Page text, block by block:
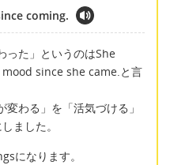
coming.
った」というのはShe
since she came.と言
わる」を「活気づける」
ました。
になります。